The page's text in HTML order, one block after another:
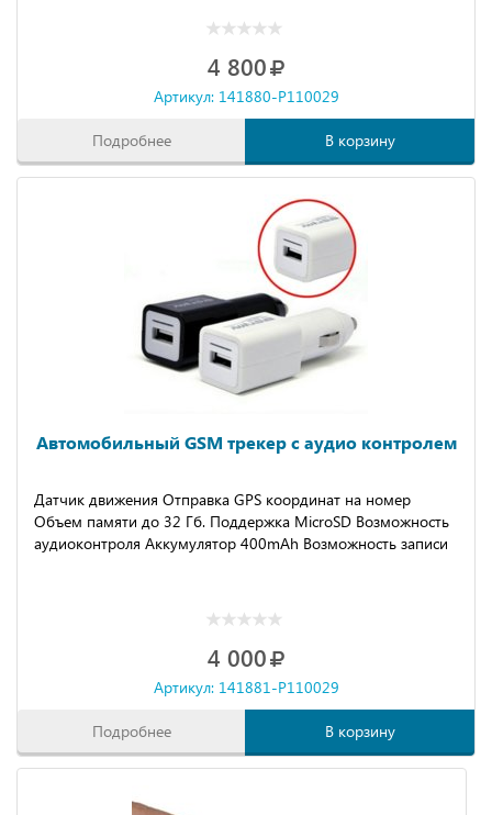
4 800
Артикул: 141880-P110029
Подробнее В корзину
Автомобильный GSM трекер с аудио контролем
Датчик движения Отправка GPS координат на номер
Объем памяти до 32 Гб. Поддержка MicroSD Возможность
аудиоконтроля Аккумулятор 400mAh Возможность записи
4 000
Артикул: 141881-P110029
Подробнее В корзину